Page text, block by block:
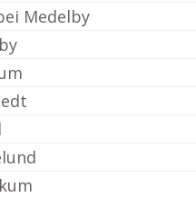
Medelby